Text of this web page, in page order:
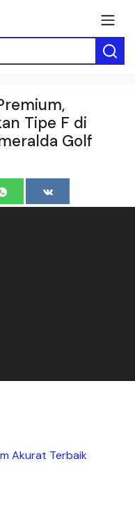
Tipe F di
Golf
Akurat Terbaik